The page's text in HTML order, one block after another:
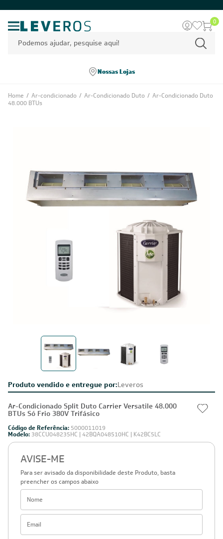
0
Nossas Lojas
Home / Ar-condicionado / Ar-Condicionado Duto / Ar-Condicionado Duto
48.000 BTUs
Produto vendido e entregue por:Leveros
Ar-Condicionado Split Duto Carrier Versatile 48.000
BTUs Só Frio 380V Trifásico
Código de Referência: 5000011019
Modelo: 38CCU048235HC | 42BQA048510HC | K42BC5LC
AVISE-ME
Para ser avisado da disponibilidade deste Produto, basta
preencher os campos abaixo